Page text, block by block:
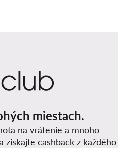
miestach.
na vrátenie a mnoho
cashback z každého